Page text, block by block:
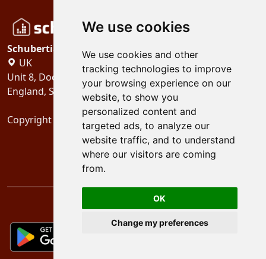
We use cookies
We use cookies and other
tracking technologies to improve
your browsing experience on our
website, to show you
personalized content and
targeted ads, to analyze our
website traffic, and to understand
where our visitors are coming
from.
OK
Change my preferences
Schubertiades, Ltd.
UK
Unit 8, Dock Offices, Surrey Quays Road, London
England, SE16 2XU
Copyright 2024 Schubertiades, Ltd.